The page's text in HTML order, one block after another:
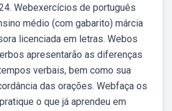
Webexercícios de português
médio (com gabarito) márcia
licenciada em letras. Webos
apresentarão as diferenças
verbais, bem como sua
das orações. Webfaça os
o que já aprendeu em